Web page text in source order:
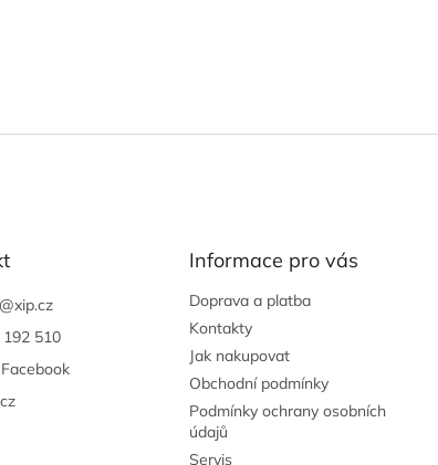
@xip.cz
192 510
Informace pro vás
Doprava a platba
Kontakty
Jak nakupovat
Obchodní podmínky
Podmínky ochrany osobních
údajů
Servis